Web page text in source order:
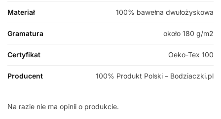
Materiał 100% bawełna dwułożyskowa
Gramatura około 180 g/m2
Certyfikat Oeko-Tex 100
Producent 100% Produkt Polski – Bodziaczki.pl
Na razie nie ma opinii o produkcie.